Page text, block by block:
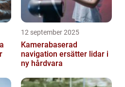
12 september 2025
Kamerabaserad
navigation ersätter lidar i
ny hårdvara